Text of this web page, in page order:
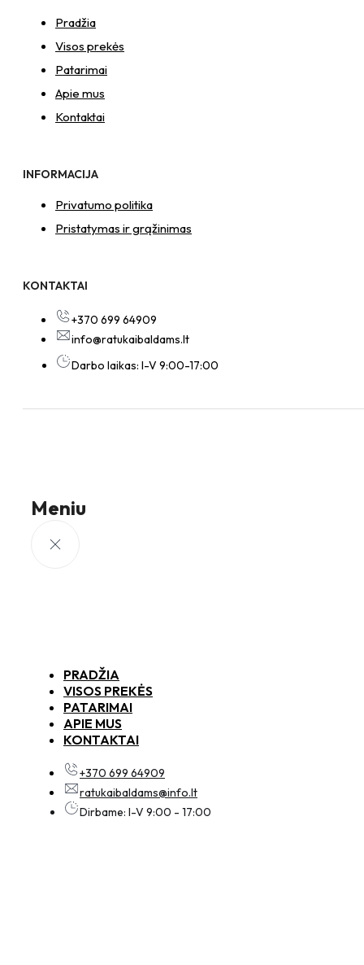
Pradžia
Visos prekės
Patarimai
Apie mus
Kontaktai
INFORMACIJA
Privatumo politika
Pristatymas ir grąžinimas
KONTAKTAI
+370 699 64909
info@ratukaibaldams.lt
Darbo laikas: I-V 9:00-17:00
Meniu
PRADŽIA
VISOS PREKĖS
PATARIMAI
APIE MUS
KONTAKTAI
+370 699 64909
ratukaibaldams@info.lt
Dirbame: I-V 9:00 - 17:00